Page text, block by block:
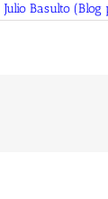
Julio Basulto (Blog